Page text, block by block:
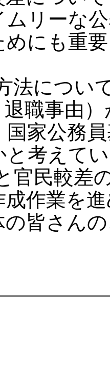
リーな
めにも重
法につい
退職事由
国家公務
と考えて
官民較差
成作業を
の皆さん